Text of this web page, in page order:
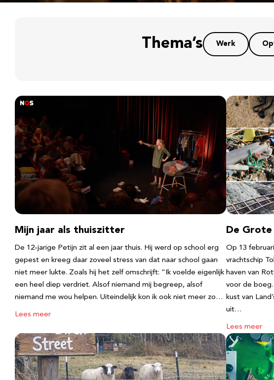
Thema’s Werk
Mijn jaar als thuiszitter
De 12-jarige Petijn zit al een jaar thuis. Hij werd op school erg
gepest en kreeg daar zoveel stress van dat naar school gaan
niet meer lukte. Zoals hij het zelf omschrijft: “Ik voelde eigenlijk
een heel diep verdriet. Alsof niemand mij begreep, alsof
niemand me wou helpen. Uiteindelijk kon ik ook niet meer zo…
Lees meer
De Grote
Op 13
vrachtschip
haven van
voor de
kust van
uit…
Lees meer